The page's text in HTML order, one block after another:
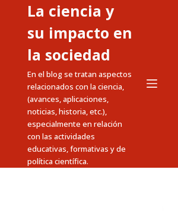
La ciencia y
su impacto en
la sociedad
En el blog se tratan aspectos
relacionados con la ciencia,
(avances, aplicaciones,
noticias, historia, etc.),
especialmente en relación
con las actividades
educativas, formativas y de
política científica.